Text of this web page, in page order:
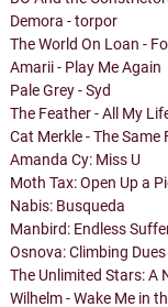
Demora - torpor
The World On Loan -
Amarii - Play Me Again
Pale Grey - Syd
The Feather - All My
Cat Merkle - The Same
Amanda Cy: Miss U
Moth Tax: Open Up a
Nabis: Busqueda
Manbird: Endless
Osnova: Climbing Dues
The Unlimited Stars: A
Wilhelm - Wake Me in